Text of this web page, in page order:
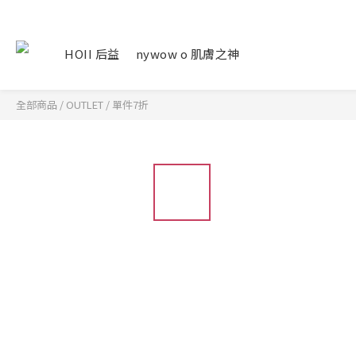
HOII 后益 nywow o 肌膚之神
全部商品 / OUTLET / 單件7折